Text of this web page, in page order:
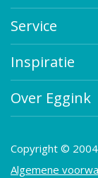
Service
Inspiratie
Over Eggink
Copyright ©
Algemene